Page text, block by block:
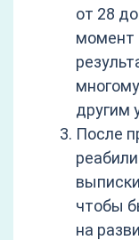
от 28
момент
другим
После
чтобы
на